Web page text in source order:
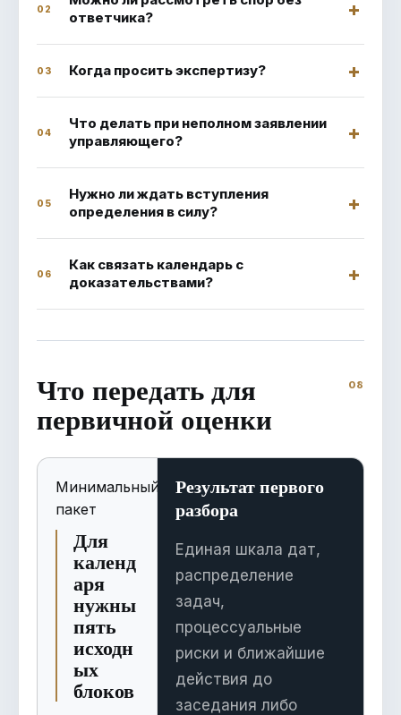
02
ответчика?
03 Когда просить экспертизу?
04
Что делать при неполном заявлении
управляющего?
05
Нужно ли ждать вступления
определения в силу?
06
Как связать календарь с
доказательствами?
Что передать для
первичной оценки
Минимальный
пакет
Для
календ
аря
нужны
пять
исходн
ых
блоков
Результат первого
разбора
Единая шкала дат,
распределение
задач,
процессуальные
риски и ближайшие
действия до
заседания либо